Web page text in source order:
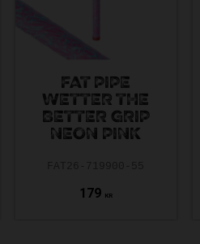
FAT PIPE
WETTER THE
BETTER GRIP
NEON PINK
179 KR